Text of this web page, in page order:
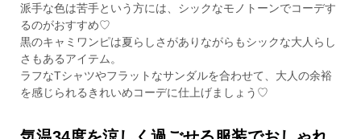
派手な色は苦手という方には、シックなモノトーンでコーデす
るのがおすすめ♡
黒のキャミワンピは夏らしさがありながらもシックな大人らし
さもあるアイテム。
ラフなTシャツやフラットなサンダルを合わせて、大人の余裕
を感じられるきれいめコーデに仕上げましょう♡